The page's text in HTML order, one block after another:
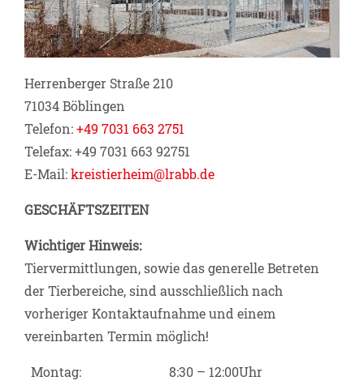
Herrenberger Straße 210
71034 Böblingen
Telefon:+49 7031 663 2751
Telefax: +49 7031 663 92751
E-Mail:kreistierheim@lrabb.de
GESCHÄFTSZEITEN
Wichtiger Hinweis:
Tiervermittlungen, sowie das generelle Betreten
der Tierbereiche, sind ausschließlich nach
vorheriger Kontaktaufnahme und einem
vereinbarten Termin möglich!
Montag:
8:30 – 12:00Uhr